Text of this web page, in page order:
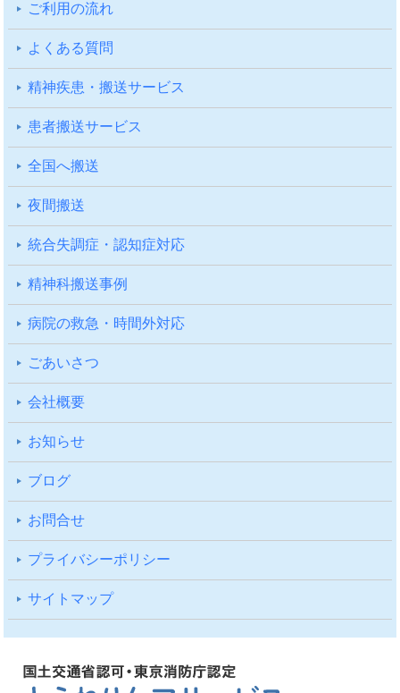
ご利⽤の流れ
よくある質問
精神疾患・搬送サービス
患者搬送サービス
全国へ搬送
夜間搬送
統合失調症・認知症対応
精神科搬送事例
病院の救急・時間外対応
ごあいさつ
会社概要
お知らせ
ブログ
お問合せ
プライバシーポリシー
サイトマップ